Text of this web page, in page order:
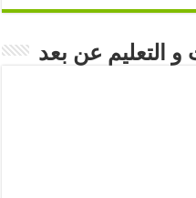
التعليم عن بعد